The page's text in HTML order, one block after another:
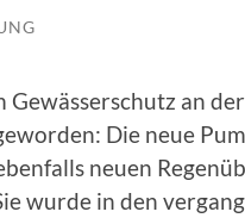
Gewässerschutz an
Die neue
neuen
wurde in den